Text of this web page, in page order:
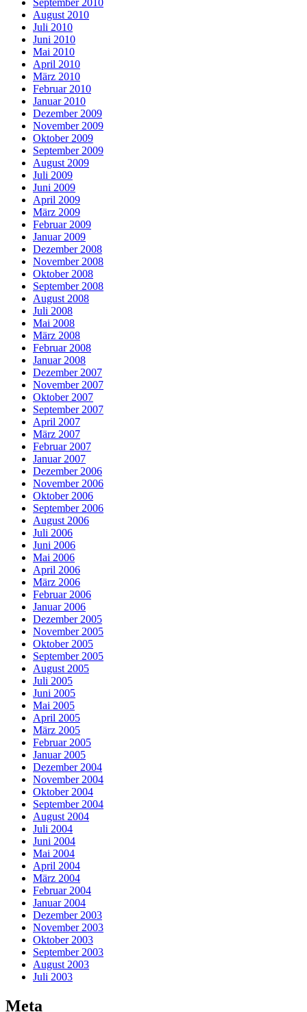
August 2010
Juli 2010
Juni 2010
Mai 2010
April 2010
März 2010
Februar 2010
Januar 2010
Dezember 2009
November 2009
Oktober 2009
September 2009
August 2009
Juli 2009
Juni 2009
April 2009
März 2009
Februar 2009
Januar 2009
Dezember 2008
November 2008
Oktober 2008
September 2008
August 2008
Juli 2008
Mai 2008
März 2008
Februar 2008
Januar 2008
Dezember 2007
November 2007
Oktober 2007
September 2007
April 2007
März 2007
Februar 2007
Januar 2007
Dezember 2006
November 2006
Oktober 2006
September 2006
August 2006
Juli 2006
Juni 2006
Mai 2006
April 2006
März 2006
Februar 2006
Januar 2006
Dezember 2005
November 2005
Oktober 2005
September 2005
August 2005
Juli 2005
Juni 2005
Mai 2005
April 2005
März 2005
Februar 2005
Januar 2005
Dezember 2004
November 2004
Oktober 2004
September 2004
August 2004
Juli 2004
Juni 2004
Mai 2004
April 2004
März 2004
Februar 2004
Januar 2004
Dezember 2003
November 2003
Oktober 2003
September 2003
August 2003
Juli 2003
Meta